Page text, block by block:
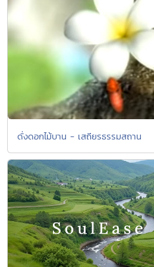
ดั่งดอกไม้บาน - เสถียรธรรมสถาน